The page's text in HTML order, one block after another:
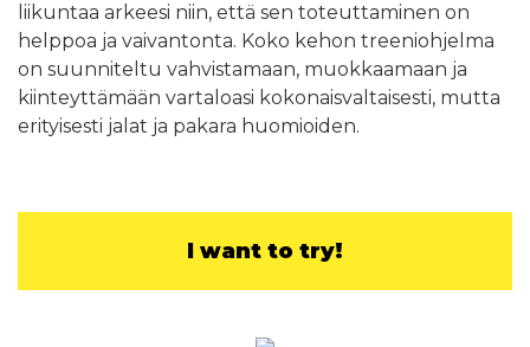
liikuntaa arkeesi niin, että sen toteuttaminen on
helppoa ja vaivantonta. Koko kehon treeniohjelma
on suunniteltu vahvistamaan, muokkaamaan ja
kiinteyttämään vartaloasi kokonaisvaltaisesti, mutta
erityisesti jalat ja pakara huomioiden.
I want to try!